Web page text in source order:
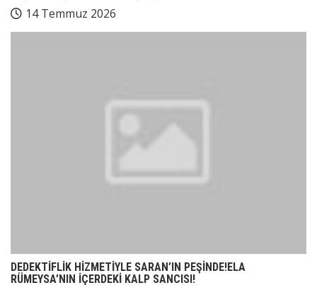
14 Temmuz 2026
DEDEKTİFLİK HİZMETİYLE SARAN’IN PEŞİNDE!ELA
RÜMEYSA’NIN İÇERDEKİ KALP SANCISI!